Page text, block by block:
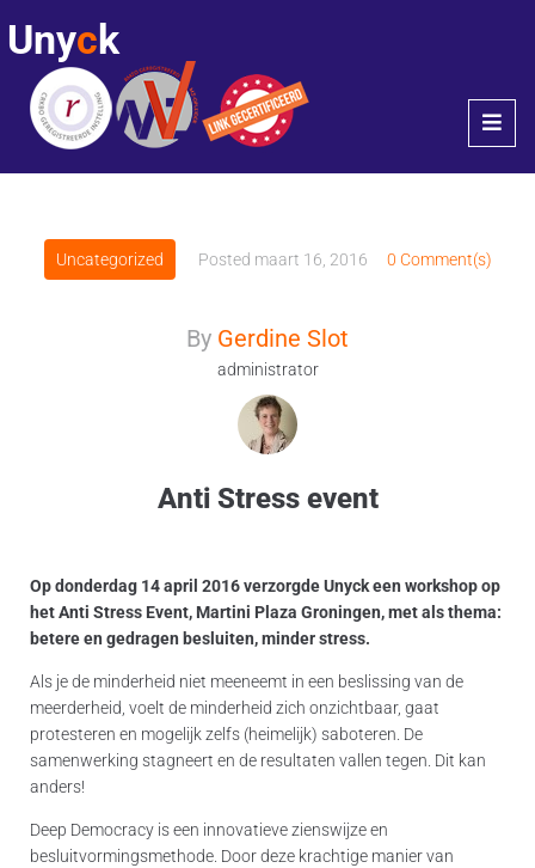
Unyck
Uncategorized Posted maart 16, 2016 0 Comment(s)
By Gerdine Slot
administrator
Anti Stress event
Op donderdag 14 april 2016 verzorgde Unyck een workshop op
het Anti Stress Event, Martini Plaza Groningen, met als thema:
betere en gedragen besluiten, minder stress.
Als je de minderheid niet meeneemt in een beslissing van de
meerderheid, voelt de minderheid zich onzichtbaar, gaat
protesteren en mogelijk zelfs (heimelijk) saboteren. De
samenwerking stagneert en de resultaten vallen tegen. Dit kan
anders!
Deep Democracy is een innovatieve zienswijze en
besluitvormingsmethode. Door deze krachtige manier van